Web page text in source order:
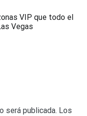
VIP que todo el
Vegas
será publicada. Los